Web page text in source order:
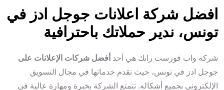
افضل شركة اعلانات جوجل ادز في
تونس، ندير حملاتك باحترافية
شركة واب فورست رانك هي أحد أفضل شركات الإعلانات على
جوجل ادز في تونس، حيث تقدم خدماتها في مجال التسويق
الإلكتروني بجميع أشكاله. تتمتع الشركة بخبرة ومهارة عالية في